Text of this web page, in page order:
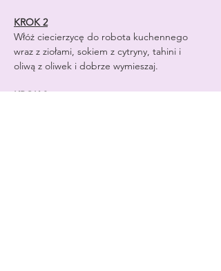
KROK 2
Włóż ciecierzycę do robota kuchennego
wraz z ziołami, sokiem z cytryny, tahini i
oliwą z oliwek i dobrze wymieszaj.
KROK 3